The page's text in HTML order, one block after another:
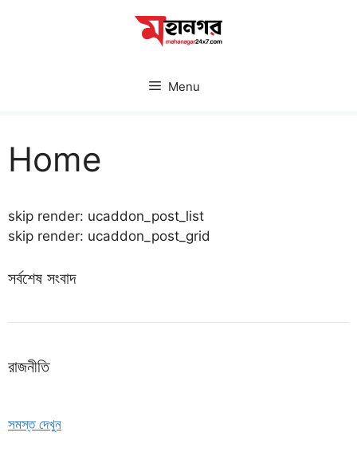
Menu
Home
skip render: ucaddon_post_list
skip render: ucaddon_post_grid
সর্বশেষ সংবাদ
রাজনীতি
সমস্ত দেখুন